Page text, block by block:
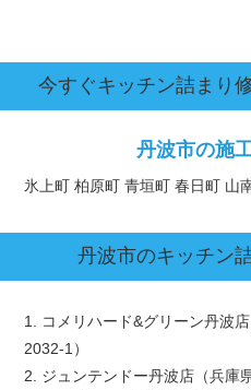
今すぐキッチン詰まり
丹波市の施
氷上町 柏原町 青垣町 春日町 山
丹波市のキッチン
1. コメリハード&グリーン丹波
2032-1）
2. ジュンテンドー丹波店（兵庫